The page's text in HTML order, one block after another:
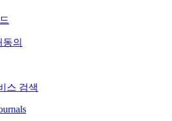
의
스 검색